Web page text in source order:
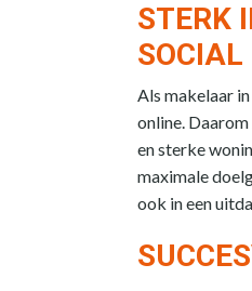
STERK
Als makelaar
online.
en sterke
maximale
ook in een